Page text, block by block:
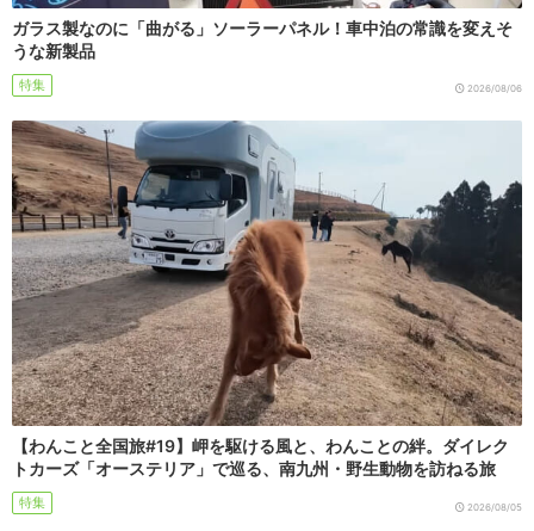
ガラス製なのに「曲がる」ソーラーパネル！車中泊の常識を変えそ
うな新製品
特集 2026/08/06
【わんこと全国旅#19】岬を駆ける風と、わんことの絆。ダイレク
トカーズ「オーステリア」で巡る、南九州・野生動物を訪ねる旅
特集 2026/08/05